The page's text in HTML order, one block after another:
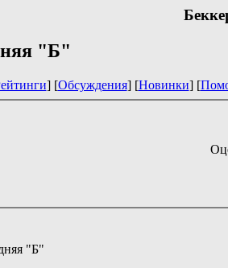
"Б"
] [Обсуждения] [Новинки] [
"Б"